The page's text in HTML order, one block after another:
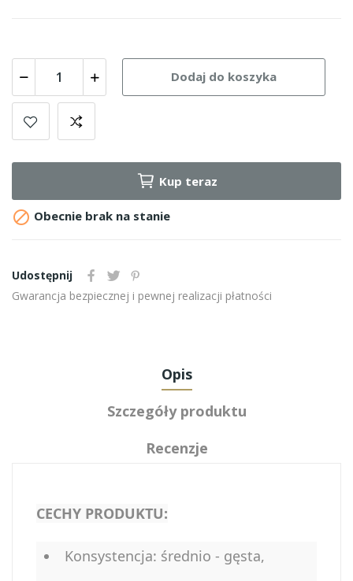
Dodaj do koszyka
Kup teraz
 Obecnie brak na stanie
Udostępnij
Gwarancja bezpiecznej i pewnej realizacji płatności
Opis
Szczegóły produktu
Recenzje
CECHY PRODUKTU:
Konsystencja: średnio - gęsta,